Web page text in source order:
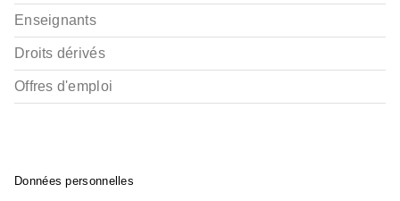
Enseignants
Droits dérivés
Offres d'emploi
Données personnelles